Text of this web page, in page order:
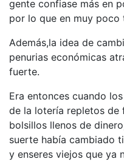
gente confiase más en
por lo que en muy
Además,la idea de
penurias económicas
fuerte.
Era entonces cuando
de la lotería repletos de
bolsillos llenos de
suerte había cambiado
y enseres viejos que ya